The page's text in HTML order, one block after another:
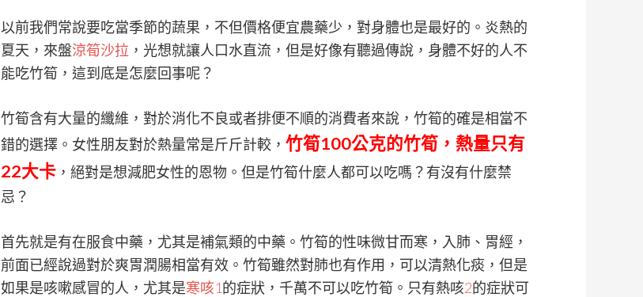
以前我們常說要吃當季節的蔬果，不但價格便宜農藥少，對身體也是最好的。炎熱的
夏天，來盤涼筍沙拉 ，光想就讓人口水直流，但是好像有聽過傳說，身體不好的人不
能吃竹筍，這到底是怎麼回事呢？
竹筍含有大量的纖維，對於消化不良或者排便不順的消費者來說，竹筍的確是相當不
錯的選擇。女性朋友對於熱量常是斤斤計較， 竹筍100公克的竹筍，熱量只有
22大卡 ，絕對是想減肥女性的恩物。但是竹筍什麼人都可以吃嗎？有沒有什麼禁
忌？
首先就是有在服食中藥，尤其是補氣類的中藥。竹筍的性味微甘而寒，入肺、胃經，
前面已經說過對於爽胃潤腸相當有效。竹筍雖然對肺也有作用，可以清熱化痰，但是
如果是咳嗽感冒的人，尤其是寒咳1的症狀，千萬不可以吃竹筍。只有熱咳2的症狀可